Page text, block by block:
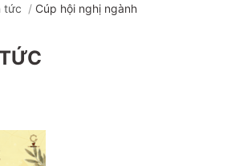
tức / Cúp hội nghị ngành